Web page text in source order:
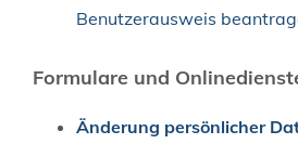
Benutzerausweis
Formulare und
Änderung persönlicher